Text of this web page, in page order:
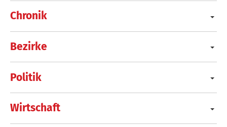
Chronik
Bezirke
Politik
Wirtschaft